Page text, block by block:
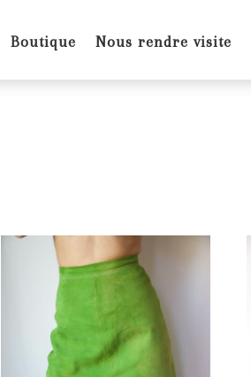
Boutique Nous rendre visite